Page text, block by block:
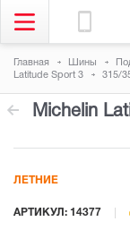
Главная Шины
Latitude Sport 3
315/
Michelin
АРТИКУЛ: 14377
ЛЕТНИЕ